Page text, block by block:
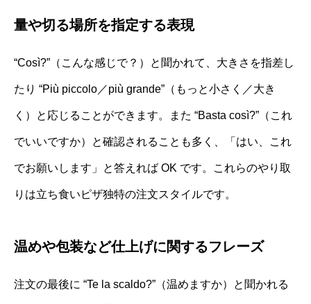
量や切る場所を指定する表現
“Così?”（こんな感じで？）と聞かれて、大きさを指差し
たり “Più piccolo／più grande”（もっと小さく／大き
く）と応じることができます。また “Basta così?”（これ
でいいですか）と確認されることも多く、「はい、これ
でお願いします」と答えれば OK です。これらのやり取
りは立ち食いピザ独特の注文スタイルです。
温めや包装など仕上げに関するフレーズ
注文の最後に “Te la scaldo?”（温めますか）と聞かれる